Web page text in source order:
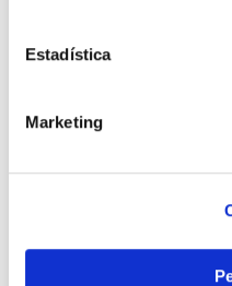
Estadística
Marketing
Descarga cisterna wc
por